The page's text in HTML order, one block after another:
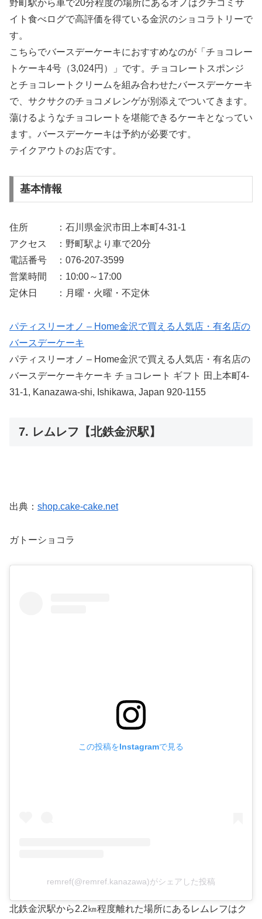
野町駅から車で20分程度の場所にあるオノはクチコミサ
イト食べログで高評価を得ている金沢のショコラトリーで
す。
こちらでバースデーケーキにおすすめなのが「チョコレー
トケーキ4号（3,024円）」です。チョコレートスポンジ
とチョコレートクリームを組み合わせたバースデーケーキ
で、サクサクのチョコメレンゲが別添えでついてきます。
蕩けるようなチョコレートを堪能できるケーキとなってい
ます。バースデーケーキは予約が必要です。
テイクアウトのお店です。
基本情報
住所 ：石川県金沢市田上本町4-31-1
アクセス ：野町駅より車で20分
電話番号 ：076-207-3599
営業時間 ：10:00～17:00
定休日 ：月曜・火曜・不定休
パティスリーオノ – Home金沢で買える人気店・有名店の
バースデーケーキ
パティスリーオノ – Home金沢で買える人気店・有名店の
バースデーケーキケーキ チョコレート ギフト 田上本町4-
31-1, Kanazawa-shi, Ishikawa, Japan 920-1155
7. レムレフ【北鉄金沢駅】
出典： shop.cake-cake.net
ガトーショコラ
この投稿をInstagramで見る
remref(@remref.kanazawa)がシェアした投稿
北鉄金沢駅から2.2㎞程度離れた場所にあるレムレフはク